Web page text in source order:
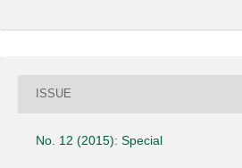
ISSUE
No. 12 (2015): Special